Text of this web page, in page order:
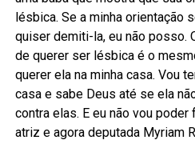
lésbica. Se a minha orientação
quiser demiti-la, eu não posso.
de querer ser lésbica é o
querer ela na minha casa. Vou
casa e sabe Deus até se ela
contra elas. E eu não vou poder
atriz e agora deputada Myriam